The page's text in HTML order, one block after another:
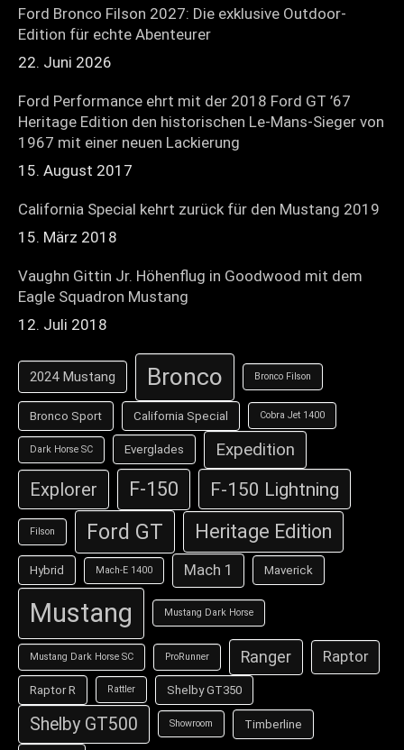
Ford Bronco Filson 2027: Die exklusive Outdoor-
Edition für echte Abenteurer
22. Juni 2026
Ford Performance ehrt mit der 2018 Ford GT ’67
Heritage Edition den historischen Le-Mans-Sieger von
1967 mit einer neuen Lackierung
15. August 2017
California Special kehrt zurück für den Mustang 2019
15. März 2018
Vaughn Gittin Jr. Höhenflug in Goodwood mit dem
Eagle Squadron Mustang
12. Juli 2018
2024 Mustang Bronco Bronco Filson
Bronco Sport California Special Cobra Jet 1400
Dark Horse SC Everglades Expedition
Explorer F-150 F-150 Lightning
Filson Ford GT Heritage Edition
Hybrid Mach-E 1400 Mach 1 Maverick
Mustang Mustang Dark Horse
Mustang Dark Horse SC ProRunner Ranger Raptor
Raptor R Rattler Shelby GT350
Shelby GT500 Showroom Timberline